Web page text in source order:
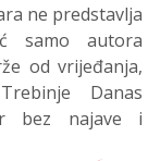
ne predstavlja
samo autora
od vrijeđanja,
Danas
bez najave i